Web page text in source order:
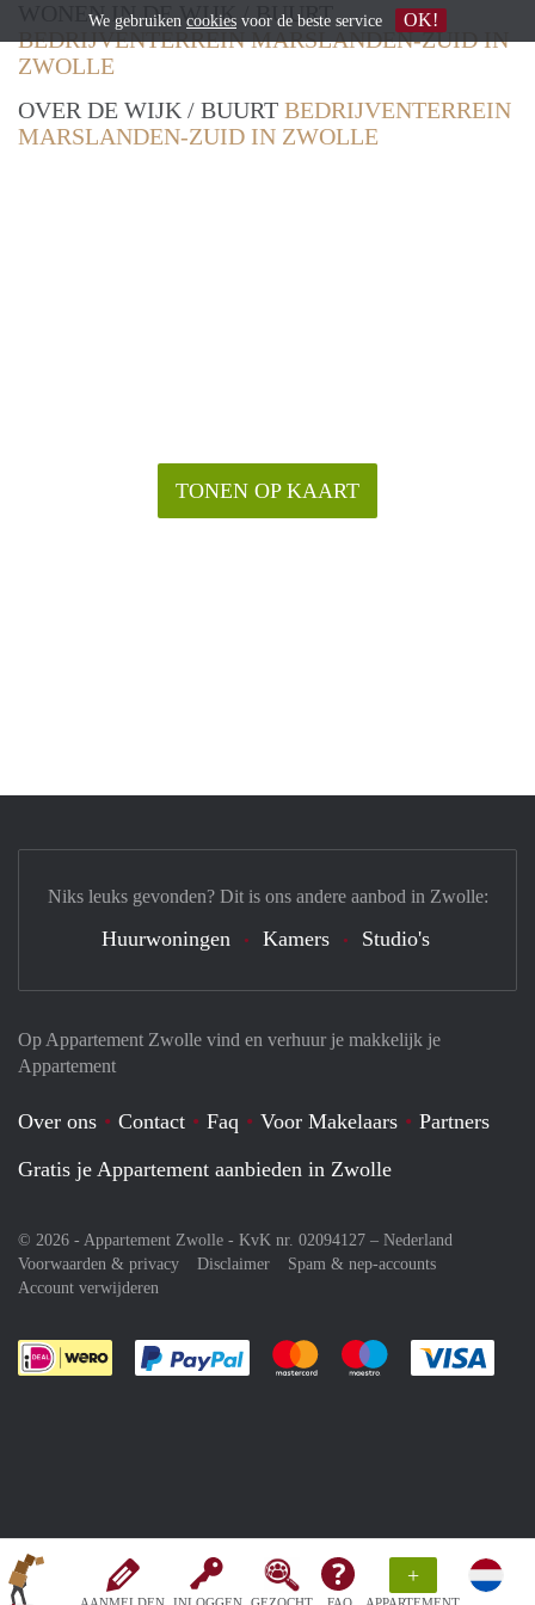
+
WONEN IN DE WIJK / BUURT
BEDRIJVENTERREIN MARSLANDEN-ZUID IN
ZWOLLE
OVER DE WIJK / BUURT BEDRIJVENTERREIN
MARSLANDEN-ZUID IN ZWOLLE
TONEN OP KAART
Op Appartement Zwolle vind en verhuur je makkelijk je
Appartement
Over ons Contact Faq Voor Makelaars
Partners
Gratis je Appartement aanbieden in Zwolle
© 2026 - Appartement Zwolle - KvK nr. 02094127 – Nederland
Voorwaarden & privacy
Disclaimer
Spam & nep-accounts
Account verwijderen
Je rekent gemakkelijk af met Paypal
Je rekent gemakkelijk af met
Je rekent
Niks leuks gevonden? Dit is ons andere aanbod in Zwolle:
Huurwoningen Kamers Studio's
We gebruiken cookies voor de beste service OK!